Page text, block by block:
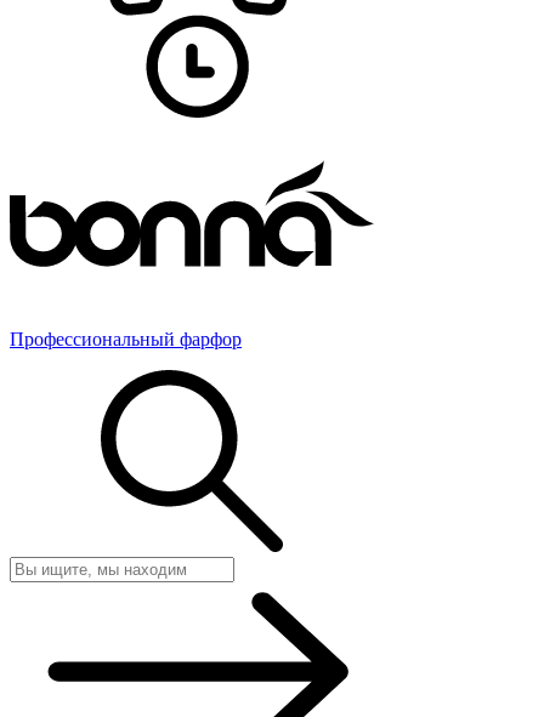
Профессиональный фарфор